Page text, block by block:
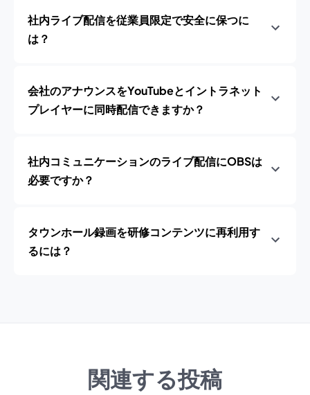
社内ライブ配信を従業員限定で安全に保つに
は？
会社のアナウンスをYouTubeとイントラネット
プレイヤーに同時配信できますか？
社内コミュニケーションのライブ配信にOBSは
必要ですか？
タウンホール録画を研修コンテンツに再利用す
るには？
関連する投稿